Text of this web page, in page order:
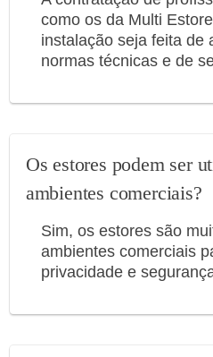
como os da Multi
instalação seja feita de
normas técnicas e de
Os estores podem ser
ambientes comerciais?
Sim, os estores são
ambientes comerciais
privacidade e